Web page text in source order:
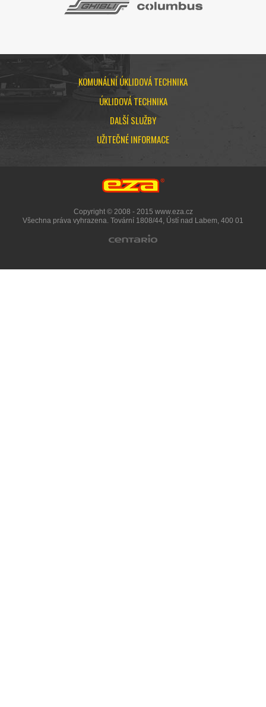
KOMUNÁLNÍ ÚKLIDOVÁ TECHNIKA
ÚKLIDOVÁ TECHNIKA
DALŠÍ SLUŽBY
UŽITEČNÉ INFORMACE
Copyright © 2008 - 2015 www.eza.cz
Všechna práva vyhrazena. Tovární 1808/44, Ústí nad Labem, 400 01